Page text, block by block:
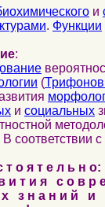
и
. Функции
:
(
и социальных
В соответствии с
т о я т е л ь н о:
и т и я с о в
з н а н и й и